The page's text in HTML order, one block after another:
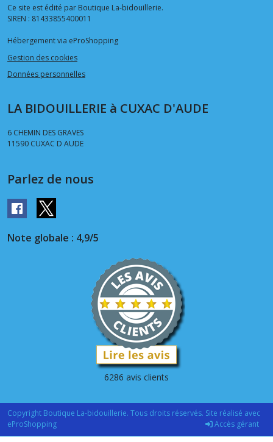
Ce site est édité par Boutique La-bidouillerie.
SIREN : 81433855400011
Hébergement via eProShopping
Gestion des cookies
Données personnelles
LA BIDOUILLERIE à CUXAC D'AUDE
6 CHEMIN DES GRAVES
11590 CUXAC D AUDE
Parlez de nous
Note globale : 4,9/5
6286 avis clients
Copyright Boutique La-bidouillerie. Tous droits réservés. Site réalisé avec
eProShopping
Accès gérant